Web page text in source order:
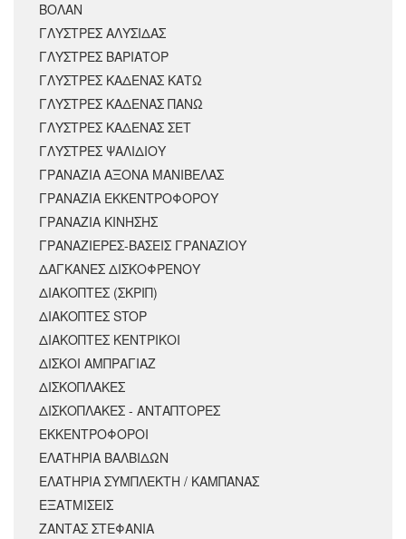
ΒΟΛΑΝ
ΓΛΥΣΤΡΕΣ ΑΛΥΣΙΔΑΣ
ΓΛΥΣΤΡΕΣ ΒΑΡΙΑΤΟΡ
ΓΛΥΣΤΡΕΣ ΚΑΔΕΝΑΣ ΚΑΤΩ
ΓΛΥΣΤΡΕΣ ΚΑΔΕΝΑΣ ΠΑΝΩ
ΓΛΥΣΤΡΕΣ ΚΑΔΕΝΑΣ ΣΕΤ
ΓΛΥΣΤΡΕΣ ΨΑΛΙΔΙΟΥ
ΓΡΑΝΑΖΙΑ ΑΞΟΝΑ ΜΑΝΙΒΕΛΑΣ
ΓΡΑΝΑΖΙΑ ΕΚΚΕΝΤΡΟΦΟΡΟΥ
ΓΡΑΝΑΖΙΑ ΚΙΝΗΣΗΣ
ΓΡΑΝΑΖΙΕΡΕΣ-ΒΑΣΕΙΣ ΓΡΑΝΑΖΙΟΥ
ΔΑΓΚΑΝΕΣ ΔΙΣΚΟΦΡΕΝΟΥ
ΔΙΑΚΟΠΤΕΣ (ΣΚΡΙΠ)
ΔΙΑΚΟΠΤΕΣ STOP
ΔΙΑΚΟΠΤΕΣ ΚΕΝΤΡΙΚΟΙ
ΔΙΣΚΟΙ ΑΜΠΡΑΓΙΑΖ
ΔΙΣΚΟΠΛΑΚΕΣ
ΔΙΣΚΟΠΛΑΚΕΣ - ΑΝΤΑΠΤΟΡΕΣ
ΕΚΚΕΝΤΡΟΦΟΡΟΙ
ΕΛΑΤΗΡΙΑ ΒΑΛΒΙΔΩΝ
ΕΛΑΤΗΡΙΑ ΣΥΜΠΛΕΚΤΗ / ΚΑΜΠΑΝΑΣ
ΕΞΑΤΜΙΣΕΙΣ
ΖΑΝΤΑΣ ΣΤΕΦΑΝΙΑ